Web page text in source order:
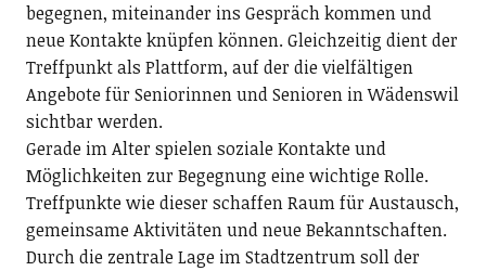
begegnen, miteinander ins Gespräch kommen und
neue Kontakte knüpfen können. Gleichzeitig dient der
Treffpunkt als Plattform, auf der die vielfältigen
Angebote für Seniorinnen und Senioren in Wädenswil
sichtbar werden.
Gerade im Alter spielen soziale Kontakte und
Möglichkeiten zur Begegnung eine wichtige Rolle.
Treffpunkte wie dieser schaffen Raum für Austausch,
gemeinsame Aktivitäten und neue Bekanntschaften.
Durch die zentrale Lage im Stadtzentrum soll der